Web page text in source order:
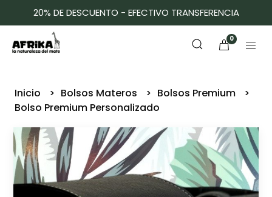
20% DE DESCUENTO - EFECTIVO TRANSFERENCIA
0
Inicio Bolsos Materos
Bolsos Premium
Bolso Premium Personalizado